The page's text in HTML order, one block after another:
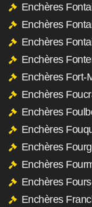
Enchères
Enchères
Enchères
Enchères
Enchères Fort-
Enchères
Enchères
Enchères
Enchères
Enchères
Enchères
Enchères